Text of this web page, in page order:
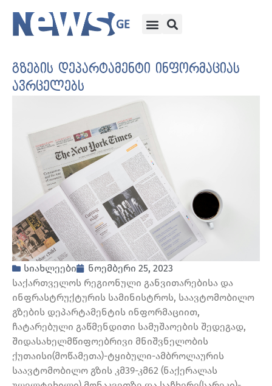
გზების დეპარტამენტი ინფორმაციას
ავრცელებს
სიახლეები
ნოემბერი 25, 2023
საქართველოს რეგიონული განვითარებისა და
ინფრასტრუქტურის სამინისტროს, საავტომობილო
გზების დეპარტამენტის ინფორმაციით,
ჩატარებული გაწმენდითი სამუშაოების შედეგად,
შიდასახელმწიფოებრივი მნიშვნელობის
ქუთაისი(მოწამეთა)-ტყიბული-ამბროლაურის
საავტომობილო გზის კმ39-კმ62 (ნაქერალას